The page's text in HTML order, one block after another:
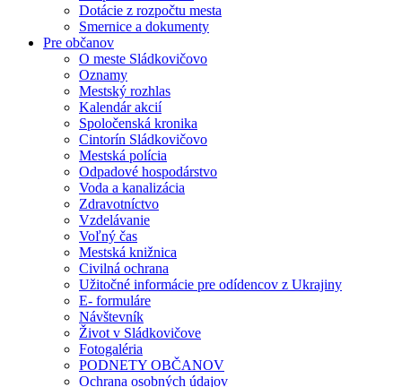
Dotácie z rozpočtu mesta
Smernice a dokumenty
Pre občanov
O meste Sládkovičovo
Oznamy
Mestský rozhlas
Kalendár akcií
Spoločenská kronika
Cintorín Sládkovičovo
Mestská polícia
Odpadové hospodárstvo
Voda a kanalizácia
Zdravotníctvo
Vzdelávanie
Voľný čas
Mestská knižnica
Civilná ochrana
Užitočné informácie pre odídencov z Ukrajiny
E- formuláre
Návštevník
Život v Sládkovičove
Fotogaléria
PODNETY OBČANOV
Ochrana osobných údajov